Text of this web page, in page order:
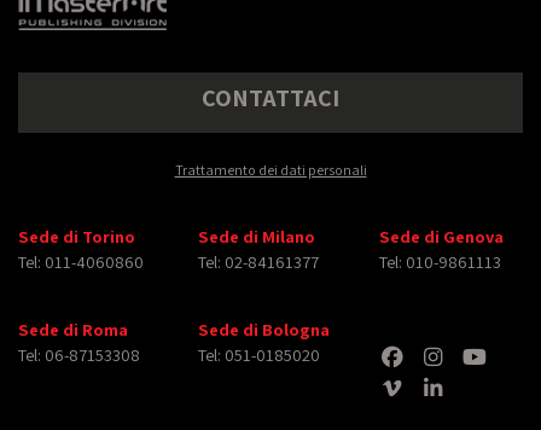
CONTATTACI
Trattamento dei dati personali
Sede di Torino
Tel: 011-4060860
Sede di Milano
Tel: 02-84161377
Sede di Genova
Tel: 010-9861113
Sede di Roma
Tel: 06-87153308
Sede di Bologna
Tel: 051-0185020